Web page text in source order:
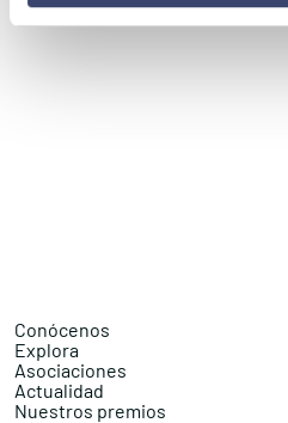
Conócenos
Explora
Asociaciones
Actualidad
Nuestros premios